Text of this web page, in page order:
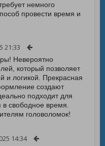
немного
провести время и
21:33
Невероятно
который позволяет
и логикой. Прекрасная
создают
подходит для
в свободное время.
головоломок!
14:34